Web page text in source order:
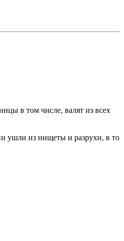
в том числе, валят из всех
ушли из нищеты и разрухи, в то